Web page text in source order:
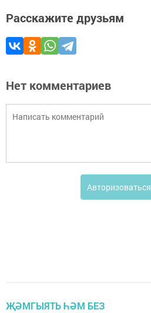
Расскажите друзьям
Нет комментариев
Авторизоваться
ҖӘМГЫЯТЬ ҺӘМ БЕЗ